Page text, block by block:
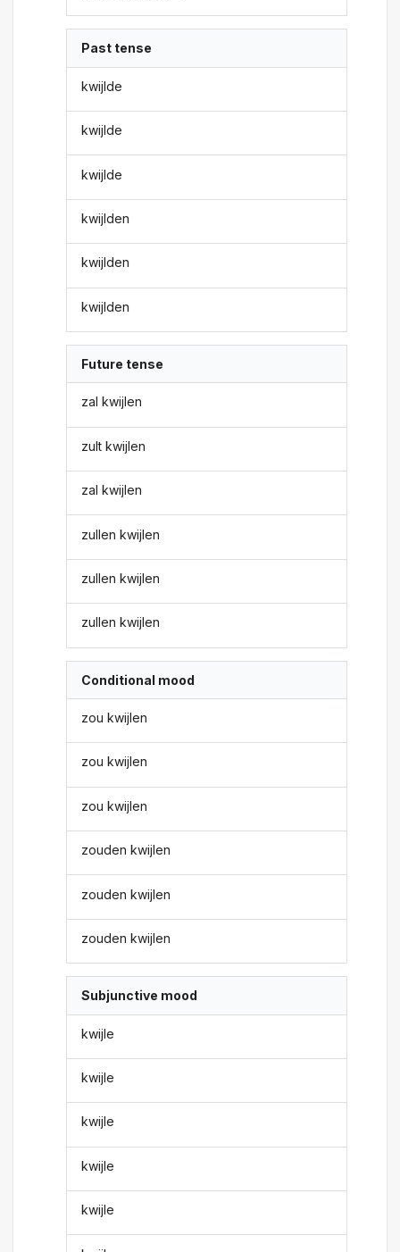
Past tense
kwijlde
kwijlde
kwijlde
kwijlden
kwijlden
kwijlden
Future tense
zal kwijlen
zult kwijlen
zal kwijlen
zullen kwijlen
zullen kwijlen
zullen kwijlen
Conditional mood
zou kwijlen
zou kwijlen
zou kwijlen
zouden kwijlen
zouden kwijlen
zouden kwijlen
Subjunctive mood
kwijle
kwijle
kwijle
kwijle
kwijle